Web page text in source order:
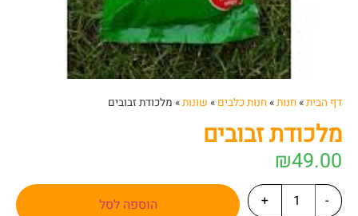
דף הבית»חנות»חנות כלבים » שונות» מלכודת זבובים
מלכודת זבובים
₪49.00
-
+
הוספה לסל